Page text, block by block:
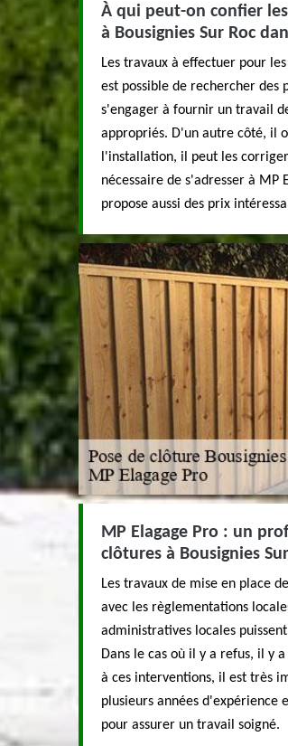
À qui peut-on confier
à Bousignies Sur Roc
Les travaux à effectuer pour
est possible de rechercher des
s'engager à fournir un travail
appropriés. D'un autre côté, il
l'installation, il peut les
nécessaire de s'adresser à MP
propose aussi des prix
MP Elagage Pro : un
clôtures à Bousignies
Les travaux de mise en place
avec les règlementations
administratives locales
Dans le cas où il y a refus, il y
à ces interventions, il est très
plusieurs années d'expérience
pour assurer un travail soigné.